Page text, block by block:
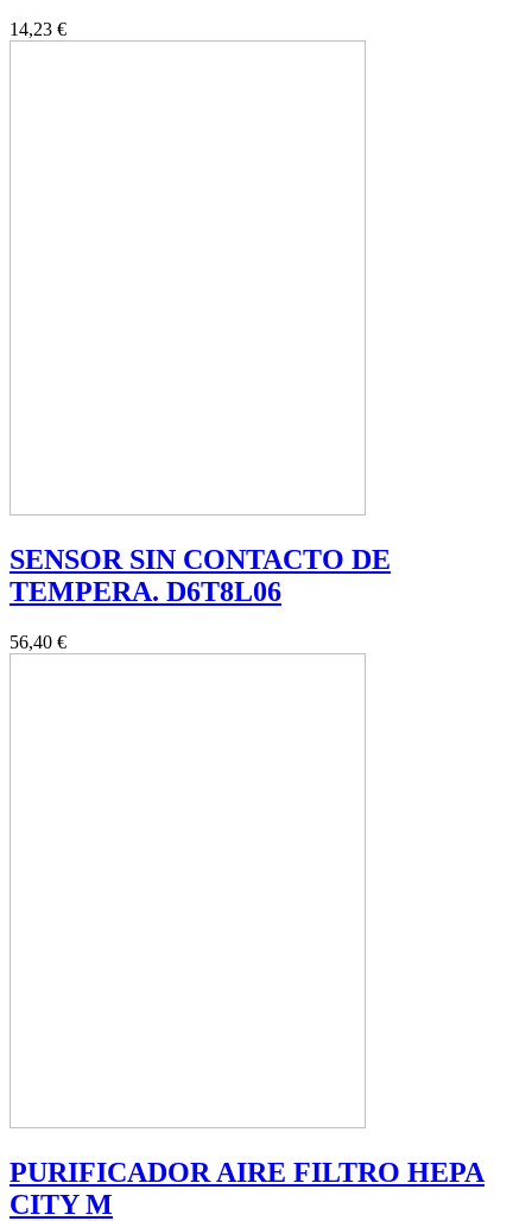
14,23 €
SENSOR SIN CONTACTO DE
TEMPERA. D6T8L06
56,40 €
PURIFICADOR AIRE FILTRO HEPA
CITY M